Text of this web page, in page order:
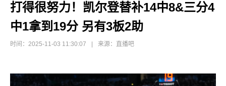
打得很努力！凯尔登替补14中8&三分4
中1拿到19分 另有3板2助
时间：2025-11-03 11:30:07 来源：直播吧